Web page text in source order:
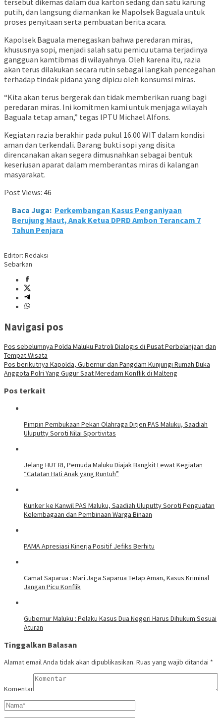
tersebut dikemas dalam dua karton sedang dan satu karung
putih, dan langsung diamankan ke Mapolsek Baguala untuk
proses penyitaan serta pembuatan berita acara.
Kapolsek Baguala menegaskan bahwa peredaran miras,
khususnya sopi, menjadi salah satu pemicu utama terjadinya
gangguan kamtibmas di wilayahnya. Oleh karena itu, razia
akan terus dilakukan secara rutin sebagai langkah pencegahan
terhadap tindak pidana yang dipicu oleh konsumsi miras.
“Kita akan terus bergerak dan tidak memberikan ruang bagi
peredaran miras. Ini komitmen kami untuk menjaga wilayah
Baguala tetap aman,” tegas IPTU Michael Alfons.
Kegiatan razia berakhir pada pukul 16.00 WIT dalam kondisi
aman dan terkendali. Barang bukti sopi yang disita
direncanakan akan segera dimusnahkan sebagai bentuk
keseriusan aparat dalam memberantas miras di kalangan
masyarakat.
Post Views: 46
Baca Juga: Perkembangan Kasus Penganiyaan
Berujung Maut, Anak Ketua DPRD Ambon Terancam 7
Tahun Penjara
Editor: Redaksi
Sebarkan
Navigasi pos
Pos sebelumnya Polda Maluku Patroli Dialogis di Pusat Perbelanjaan dan
Tempat Wisata
Pos berikutnya Kapolda, Gubernur dan Pangdam Kunjungi Rumah Duka
Anggota Polri Yang Gugur Saat Meredam Konflik di Malteng
Pos terkait
Pimpin Pembukaan Pekan Olahraga Ditjen PAS Maluku, Saadiah
Uluputty Soroti Nilai Sportivitas
Jelang HUT RI, Pemuda Maluku Diajak Bangkit Lewat Kegiatan
“Catatan Hati Anak yang Runtuh”
Kunker ke Kanwil PAS Maluku, Saadiah Uluputty Soroti Penguatan
Kelembagaan dan Pembinaan Warga Binaan
PAMA Apresiasi Kinerja Positif Jefiks Berhitu
Camat Saparua : Mari Jaga Saparua Tetap Aman, Kasus Kriminal
Jangan Picu Konflik
Gubernur Maluku : Pelaku Kasus Dua Negeri Harus Dihukum Sesuai
Aturan
Tinggalkan Balasan
Alamat email Anda tidak akan dipublikasikan. Ruas yang wajib ditandai *
Komentar